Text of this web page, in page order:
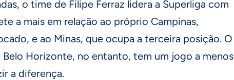
o time de Filipe Ferraz lidera a Superliga com
a mais em relação ao próprio Campinas,
e ao Minas, que ocupa a terceira posição. O
Belo Horizonte, no entanto, tem um jogo a menos
a diferença.